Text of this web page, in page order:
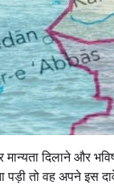
दिलाने और
तो वह अपने इस